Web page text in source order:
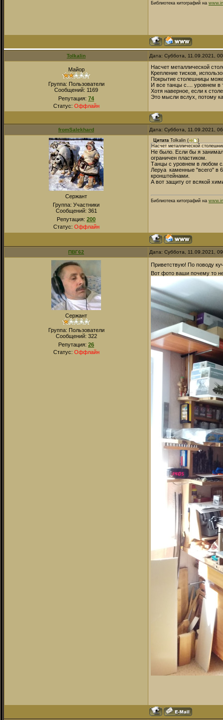
Библиотека китографий на
Tolkalin Дата: Суббота, 11.09.2021,
Майор
Группа: Пользователи
Сообщений: 1169
Репутация: 74
Статус: Оффлайн
Насчет металлической
Крепление тисков,
Покрытие столешницы
И все танцы с.... уровнем в
Хотя наверное, если к
Это мысли вслух, потому
fromSalekhard Дата: Суббота, 11.09.2021,
Сержант
Группа: Участники
Сообщений: 361
Репутация: 200
Статус: Оффлайн
Цитата Tolkalin (
)
Насчет металлической
Не было. Если бы я
ограничен пластиком.
Танцы с уровнем в любом
Леруа каменные "всего" в
кронштейнами.
А вот защиту от всякой
Библиотека китографий на
ПВГ62 Дата: Суббота, 11.09.2021,
Сержант
Группа: Пользователи
Сообщений: 322
Репутация: 26
Статус: Оффлайн
Приветствую! По поводу
Вот фото ваши почему то